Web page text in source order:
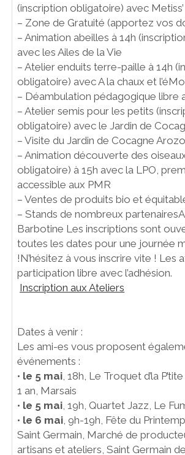
(inscription obligatoire) avec
– Zone de Gratuité (apportez vos
– Animation abeilles à 14h
avec les Ailes de la Vie
– Atelier enduits terre-paille à 14h
obligatoire) avec A la chaux et
– Déambulation pédagogique libre
– Atelier semis pour les petits
obligatoire) avec le Jardin de
– Visite du Jardin de Cocagne
– Animation découverte des
obligatoire) à 15h avec la LPO,
accessible aux PMR
– Ventes de produits bio et
– Stands de nombreux
Barbotine Les inscriptions sont
toutes les dates pour une journée
!N’hésitez à vous inscrire vite ! Les
participation libre avec l’adhésion.
Inscription aux Ateliers
Dates à venir :
Les ami-es vous proposent
événements :
• le 5 mai , 18h, Le Troquet d’la
1 an, Marsais
• le 5 mai , 19h, Quartet Jazz, Le
• le 6 mai , 9h-19h, Fête du
Saint Germain, Marché de
artisans et ateliers, Saint Germain